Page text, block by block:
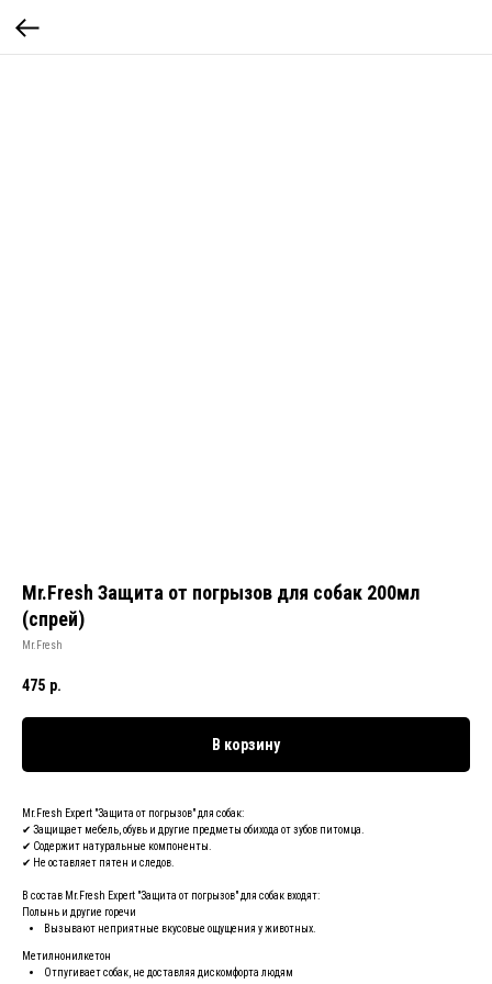
Mr.Fresh Защита от погрызов для собак 200мл
(спрей)
Mr.Fresh
475 р.
В корзину
Mr.Fresh Expert "Защита от погрызов" для собак:
✔ Защищает мебель, обувь и другие предметы обихода от зубов питомца.
✔ Содержит натуральные компоненты.
✔ Не оставляет пятен и следов.
В состав Mr.Fresh Expert "Защита от погрызов" для собак входят:
Полынь и другие горечи
Вызывают неприятные вкусовые ощущения у животных.
Метилнонилкетон
Отпугивает собак, не доставляя дискомфорта людям